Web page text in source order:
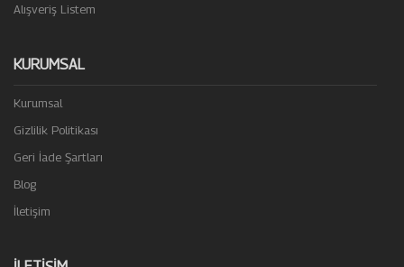
Alışveriş Listem
KURUMSAL
Kurumsal
Gizlilik Politikası
Geri İade Şartları
Blog
İletişim